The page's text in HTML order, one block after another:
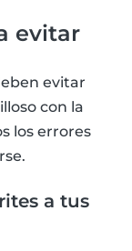
evitar
evitar
con la
los errores
a tus